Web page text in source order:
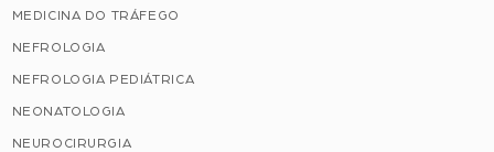
MEDICINA DO TRÁFEGO
NEFROLOGIA
NEFROLOGIA PEDIÁTRICA
NEONATOLOGIA
NEUROCIRURGIA